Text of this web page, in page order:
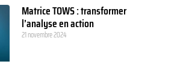
Matrice TOWS : transformer
l’analyse en action
21 novembre 2024